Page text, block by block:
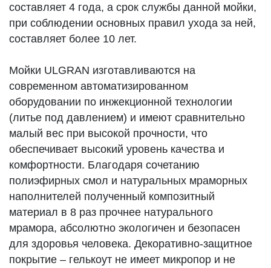
составляет 4 года, а срок службы данной мойки,
при соблюдении основных правил ухода за ней,
составляет более 10 лет.
Мойки ULGRAN изготавливаются на
современном автоматизированном
оборудовании по инжекционной технологии
(литье под давлением) и имеют сравнительно
малый вес при высокой прочности, что
обеспечивает высокий уровень качества и
комфортности. Благодаря сочетанию
полиэфирных смол и натуральных мраморных
наполнителей полученный композитный
материал в 8 раз прочнее натурального
мрамора, абсолютно экологичен и безопасен
для здоровья человека. Декоративно-защитное
покрытие – гелькоут не имеет микропор и не